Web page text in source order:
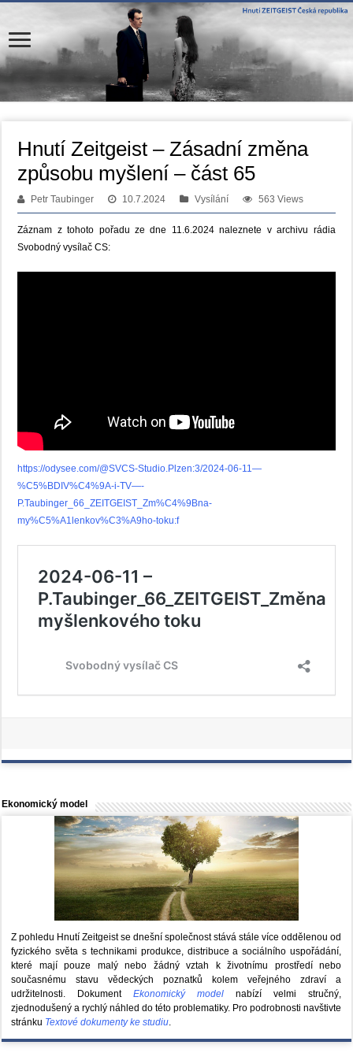
Hnutí Zeitgeist – Zásadní změna
způsobu myšlení – část 65
Petr Taubinger 10.7.2024 Vysílání 563 Views
Záznam z tohoto pořadu ze dne 11.6.2024 naleznete v archivu rádia
Svobodný vysílač CS:
https://odysee.com/@SVCS-Studio.Plzen:3/2024-06-11—
%C5%BDIV%C4%9A-i-TV—-
P.Taubinger_66_ZEITGEIST_Zm%C4%9Bna-
my%C5%A1lenkov%C3%A9ho-toku:f
Ekonomický model
Z pohledu Hnutí Zeitgeist se dnešní společnost stává stále více oddělenou od
fyzického světa s technikami produkce, distribuce a sociálního uspořádání,
které mají pouze malý nebo žádný vztah k životnímu prostředí nebo
současnému stavu vědeckých poznatků kolem veřejného zdraví a
udržitelnosti. DokumentEkonomický model nabízí velmi stručný,
zjednodušený a rychlý náhled do této problematiky. Pro podrobnosti navštivte
stránku Textové dokumenty ke studiu.